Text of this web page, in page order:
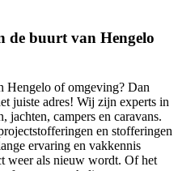
de buurt van Hengelo
Hengelo of omgeving? Dan
juiste adres! Wij zijn experts in
jachten, campers en caravans.
en stofferingen
ervaring en vakkennis
weer als nieuw wordt. Of het